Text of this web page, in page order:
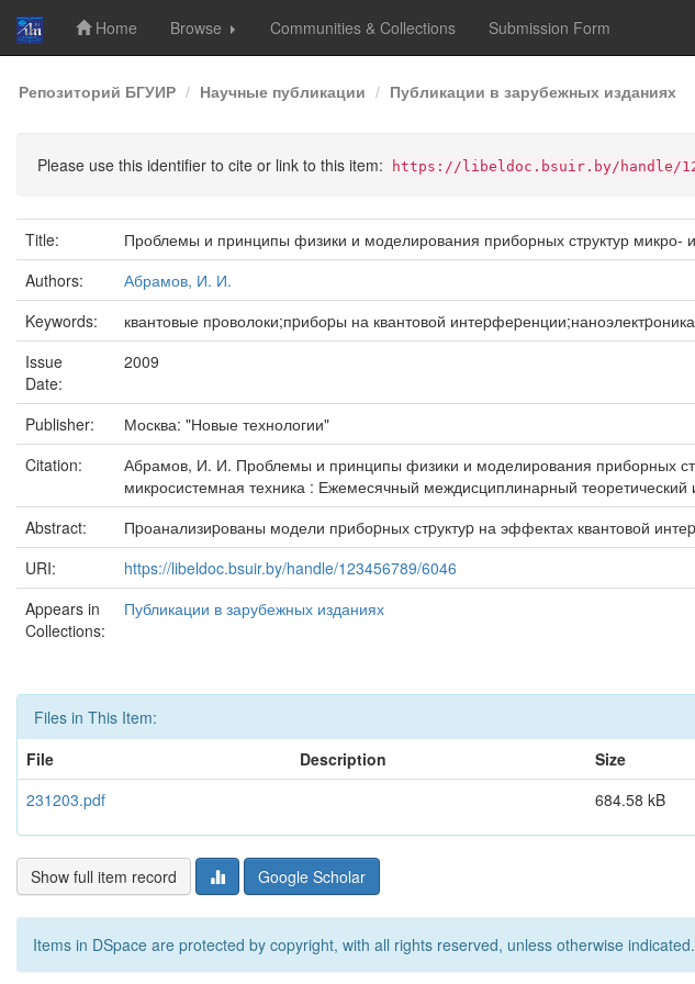
Skip
navigation
Home Browse Communities & Collections Submission Form
Репозиторий БГУИР Научные публикации Публикации в зарубежных изданиях
Please use this identifier to cite or link to this item: https://libeldoc.bsuir.by/handle/
Title:
Проблемы и принципы физики и моделирования приборных структур микро-
Authors:
Абрамов, И. И.
Keywords:
квантовые пpоволоки;пpибоpы на квантовой
Issue
Date:
2009
Publisher:
Москва: "Новые технологии"
Citation:
Абрамов, И. И. Проблемы и принципы физики и моделирования приборных
микросистемная техника : Ежемесячный междисциплинарный
Abstract:
Пpоанализиpованы модели пpибоpных стpуктуp на эффектах квантовой
URI:
https://libeldoc.bsuir.by/handle/123456789/6046
Appears in
Collections:
Публикации в зарубежных изданиях
Files in This Item:
File
Description Size
231203.pdf
684.58 kB
Show full item record Google Scholar
Items in DSpace are protected by copyright, with all rights reserved, unless otherwise indicated.